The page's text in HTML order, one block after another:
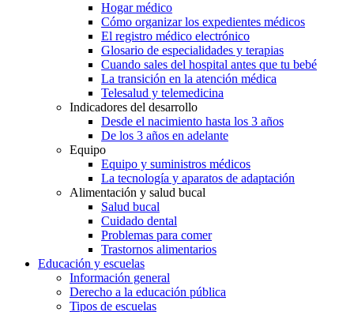
Hogar médico
Cómo organizar los expedientes médicos
El registro médico electrónico
Glosario de especialidades y terapias
Cuando sales del hospital antes que tu bebé
La transición en la atención médica
Telesalud y telemedicina
Indicadores del desarrollo
Desde el nacimiento hasta los 3 años
De los 3 años en adelante
Equipo
Equipo y suministros médicos
La tecnología y aparatos de adaptación
Alimentación y salud bucal
Salud bucal
Cuidado dental
Problemas para comer
Trastornos alimentarios
Educación y escuelas
Información general
Derecho a la educación pública
Tipos de escuelas